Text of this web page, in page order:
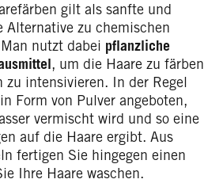
gilt als sanfte und
Alternative zu chemischen
nutzt dabei pflanzliche
, um die Haare zu färben
zu intensivieren. In der Regel
Form von Pulver angeboten,
vermischt wird und so eine
auf die Haare ergibt. Aus
fertigen Sie hingegen einen
Ihre Haare waschen.